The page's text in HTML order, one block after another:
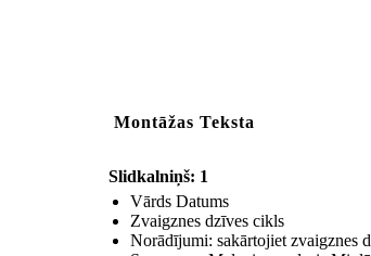
Montāžas Teksta
Slidkalniņš: 1
Vārds Datums
Zvaigznes dzīves cikls
Norādījumi: sakārtojiet zvaigznes